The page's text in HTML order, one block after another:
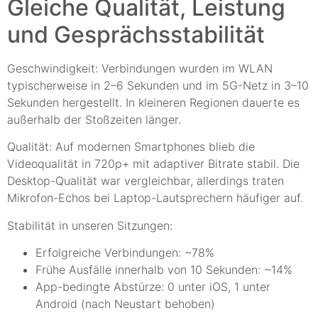
Gleiche Qualität, Leistung
und Gesprächsstabilität
Geschwindigkeit: Verbindungen wurden im WLAN
typischerweise in 2–6 Sekunden und im 5G-Netz in 3–10
Sekunden hergestellt. In kleineren Regionen dauerte es
außerhalb der Stoßzeiten länger.
Qualität: Auf modernen Smartphones blieb die
Videoqualität in 720p+ mit adaptiver Bitrate stabil. Die
Desktop-Qualität war vergleichbar, allerdings traten
Mikrofon-Echos bei Laptop-Lautsprechern häufiger auf.
Stabilität in unseren Sitzungen:
Erfolgreiche Verbindungen: ~78%
Frühe Ausfälle innerhalb von 10 Sekunden: ~14%
App-bedingte Abstürze: 0 unter iOS, 1 unter
Android (nach Neustart behoben)